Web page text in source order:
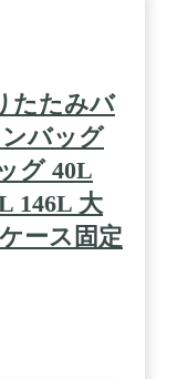
用途】たくさ
ニスやゴルフ
入院バッグな
。 / ✅【底部
っても大丈夫！
ップ。とても軽
要な時には大
グです。
たたみバ
バッグ
グ 40L
146L 大
ース固定